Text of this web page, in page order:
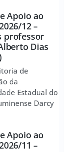
Apoio ao
12 –
professor
Dias
de
da
Estadual do
Darcy
Apoio ao
11 –